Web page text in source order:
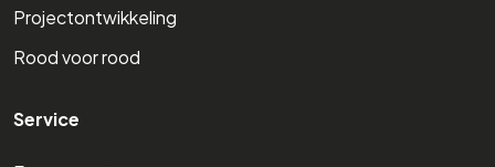
Projectontwikkeling
Rood voor rood
Service